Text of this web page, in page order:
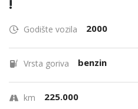
!
Godište vozila 2000
Vrsta goriva benzin
km 225.000